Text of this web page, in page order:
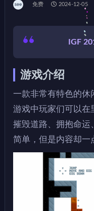
免费 2024-12-05
IGF
游戏介绍
一款非常有特色的休
游戏中玩家们可以在
摧毁道路、拥抱命运
简单，但是内容却一